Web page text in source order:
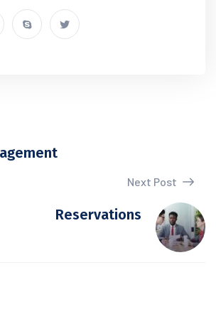
Next Post
Reservations